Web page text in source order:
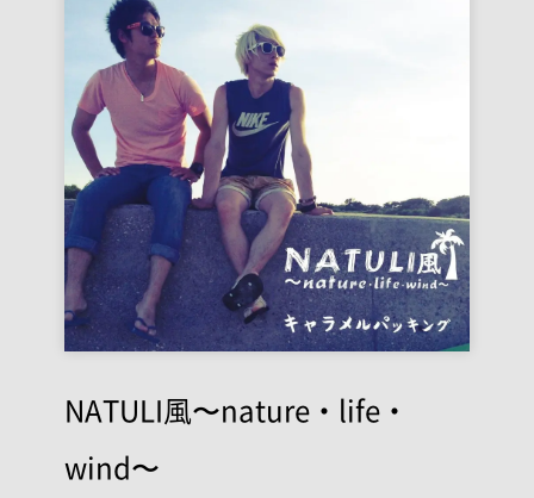
NATULI風〜nature・life・
wind〜